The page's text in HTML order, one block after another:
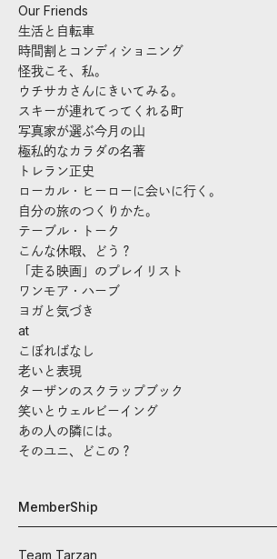
Our Friends
生活と自転車
時間割とコンディショニング
怪我こそ、私。
ウチサカさんにきいてみる。
スキーが連れてってくれる町
写真家が選ぶ今月の山
極私的なカラダの名著
トレラン正史
ローカル・ヒーローに会いに行く。
自分の旅のつくりかた。
テーブル・トーク
こんな休暇、どう？
「走る映画」のプレイリスト
ワンモア・ハーブ
ヨガと気づき
at
こぼればなし
老いと表現
ターザンのスクラップブック
笑いとウェルビーイング
あの人の隣には。
そのユニ、どこの？
MemberShip
Team Tarzan